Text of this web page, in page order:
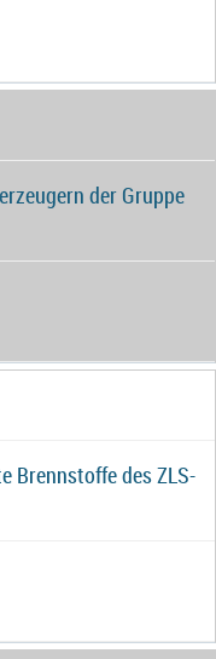
der Gruppe
Brennstoffe des ZLS-